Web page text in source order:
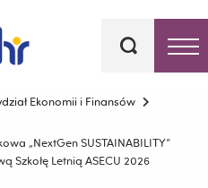
kluczowe
Ekonomii i Finansów
„NextGen SUSTAINABILITY”
Szkołę Letnią ASECU 2026